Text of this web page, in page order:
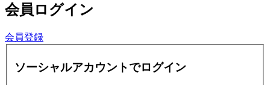
会員 ログイン
会員登録
ソーシャルアカウントでログイン